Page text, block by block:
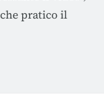
pratico il